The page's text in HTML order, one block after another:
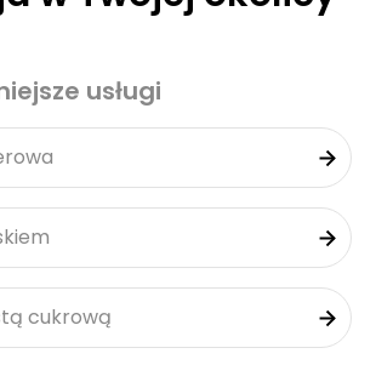
usługi
cukrową